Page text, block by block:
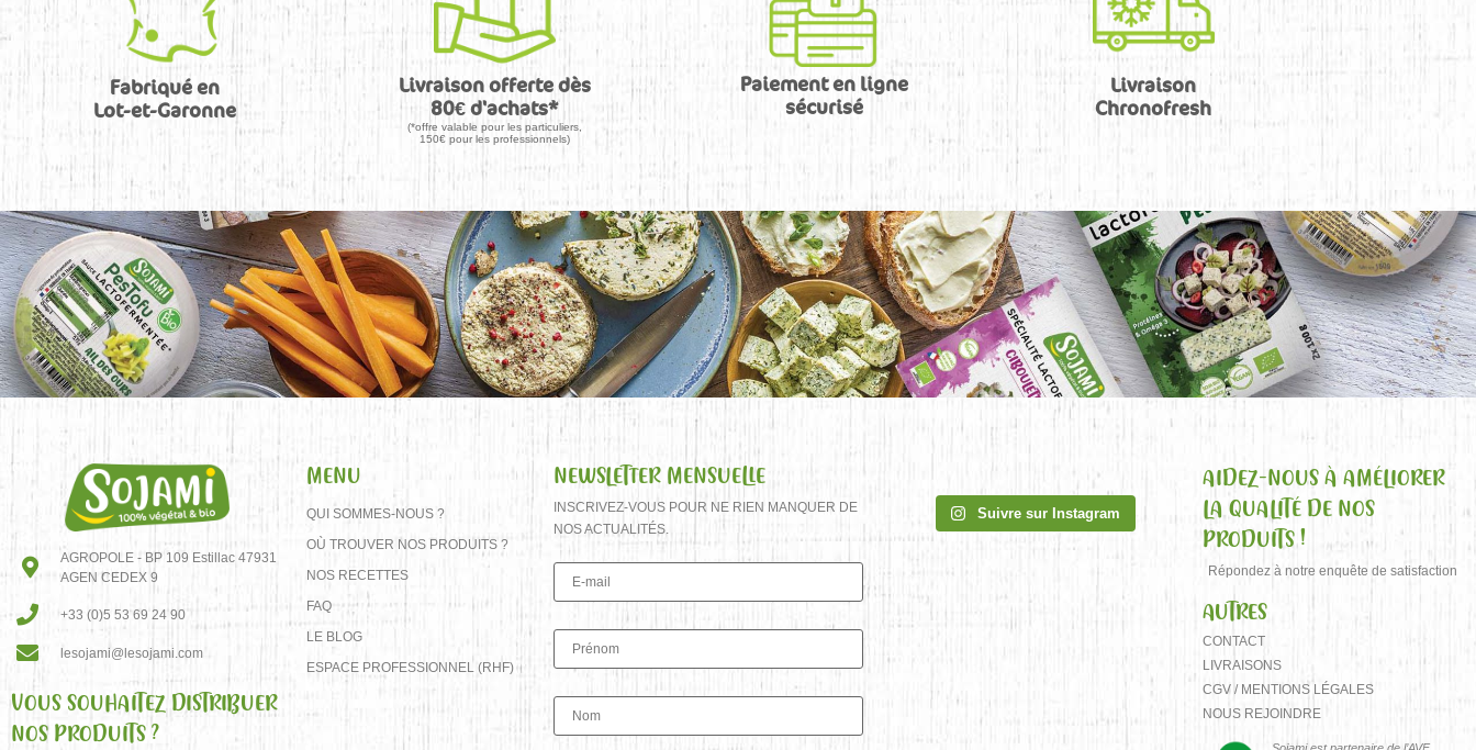
Fabriqué en
Lot-et-Garonne
Livraison offerte dès
80€ d'achats*
(*offre valable pour les particuliers,
150€ pour les professionnels)
Paiement en ligne
sécurisé
Livraison
Chronofresh
AGROPOLE - BP 109 Estillac 47931
AGEN CEDEX 9
+33 (0)5 53 69 24 90
lesojami@lesojami.com
VOUS SOUHAITEZ DISTRIBUER
NOS PRODUITS ?
MENU
QUI SOMMES-NOUS ?
OÙ TROUVER NOS PRODUITS ?
NOS RECETTES
FAQ
LE BLOG
ESPACE PROFESSIONNEL (RHF)
NEWSLETTER MENSUELLE
INSCRIVEZ-VOUS POUR NE RIEN MANQUER DE
NOS ACTUALITÉS.
Suivre sur Instagram
AIDEZ-NOUS À AMÉLIORER
LA QUALITÉ DE NOS
PRODUITS !
Répondez à notre enquête de satisfaction
AUTRES
CONTACT
LIVRAISONS
CGV / MENTIONS LÉGALES
NOUS REJOINDRE